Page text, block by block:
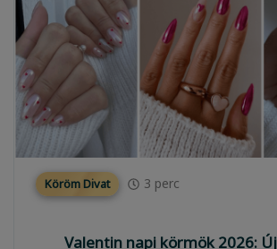
Köröm Divat 3 perc
Valentin napi körmök 2026: